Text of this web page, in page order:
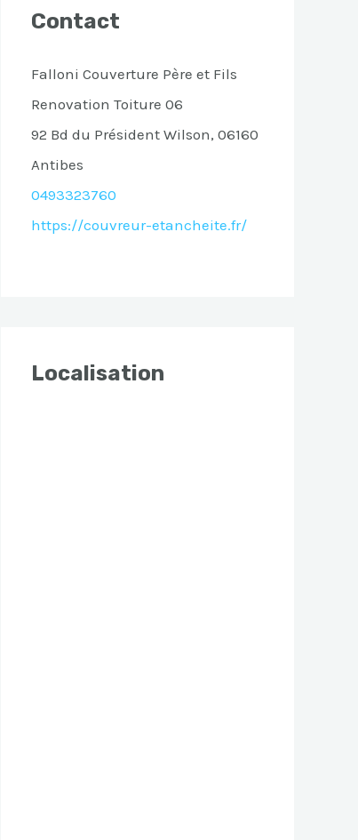
Contact
Falloni Couverture Père et Fils
Renovation Toiture 06
92 Bd du Président Wilson, 06160
Antibes
0493323760
https://couvreur-etancheite.fr/
Localisation